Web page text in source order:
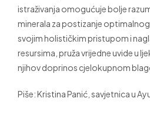
istraživanja omogućuje bolje
minerala za postizanje optimalnog
svojim holističkim pristupom i
resursima, pruža vrijedne uvide u
njihov doprinos cjelokupnom
Piše: Kristina Panić, savjetnica u